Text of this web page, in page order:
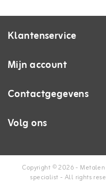
Klantenservice
Mijn account
Contactgegevens
Volg ons
Copyright © 2026 -
specialist - All rights